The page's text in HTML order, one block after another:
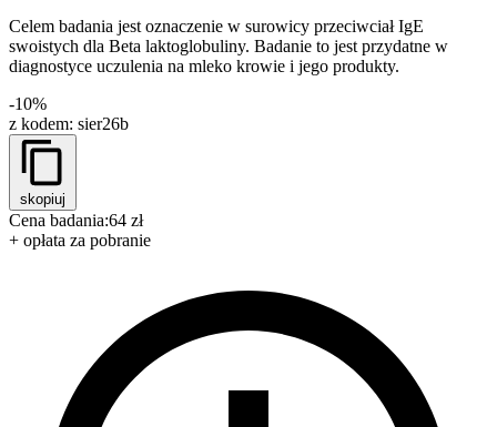
Celem badania jest oznaczenie w surowicy przeciwciał IgE
swoistych dla Beta laktoglobuliny. Badanie to jest przydatne w
diagnostyce uczulenia na mleko krowie i jego produkty.
-10%
z kodem: sier26b
skopiuj
Cena badania:64 zł
+ opłata za pobranie